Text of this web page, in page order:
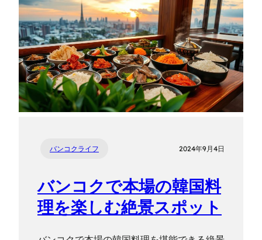
バンコクライフ 2024年9月4日
バンコクで本場の韓国料
理を楽しむ絶景スポット